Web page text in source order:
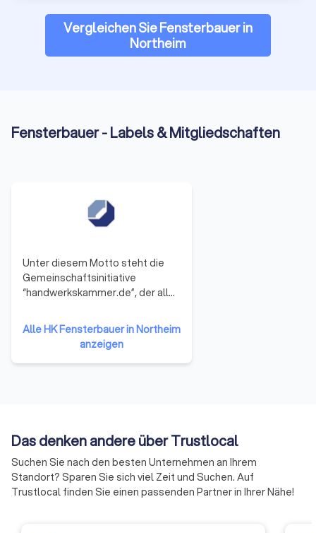
einen realistischen Überblick und finden den Fensterbauer,
der wirklich zu Ihrem Projekt passt.
Vergleichen Sie Fensterbauer in
Northeim
Fensterbauer - Labels & Mitgliedschaften
Unter diesem Motto steht die
Gemeinschaftsinitiative
“handwerkskammer.de”, der alle
angehören. Sie repräsentieren
damit das gesamte Handwerk in
der Bundesrepublik Deutschland.
Die Mitglieder haben sich darauf
der Handwerkskammern
effizienter und effektiver
werden.
Alle HK Fensterbauer in Northeim
anzeigen
Das denken andere über Trustlocal
Suchen Sie nach den besten Unternehmen an Ihrem
Standort? Sparen Sie sich viel Zeit und Suchen. Auf
Trustlocal finden Sie einen passenden Partner in Ihrer Nähe!